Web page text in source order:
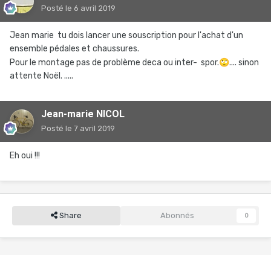
Posté le 6 avril 2019
Jean marie tu dois lancer une souscription pour l'achat d'un
ensemble pédales et chaussures.
Pour le montage pas de problème deca ou inter- spor.🙄.... sinon
attente Noël. .....
Jean-marie NICOL
Posté le 7 avril 2019
Eh oui !!!
Share Abonnés 0